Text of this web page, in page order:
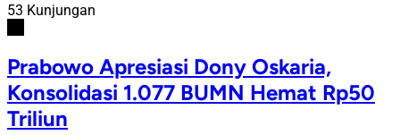
53 Kunjungan
Prabowo Apresiasi Dony Oskaria,
Konsolidasi 1.077 BUMN Hemat Rp50
Triliun